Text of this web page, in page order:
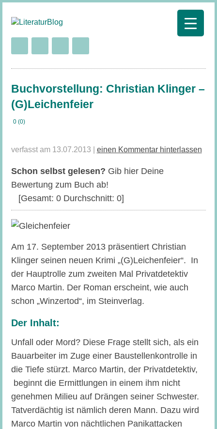
Buchvorstellung: Christian Klinger –
(G)Leichenfeier
0 (0)
verfasst am 13.07.2013 | einen Kommentar hinterlassen
Schon selbst gelesen? Gib hier Deine
Bewertung zum Buch ab!
[Gesamt: 0Durchschnitt: 0]
Am 17. September 2013 präsentiert Christian
Klinger seinen neuen Krimi „(G)Leichenfeier“. In
der Hauptrolle zum zweiten Mal Privatdetektiv
Marco Martin. Der Roman erscheint, wie auch
schon „Winzertod“, im Steinverlag.
Der Inhalt:
Unfall oder Mord? Diese Frage stellt sich, als ein
Bauarbeiter im Zuge einer Baustellenkontrolle in
die Tiefe stürzt. Marco Martin, der Privatdetektiv,
beginnt die Ermittlungen in einem ihm nicht
genehmen Milieu auf Drängen seiner Schwester.
Tatverdächtig ist nämlich deren Mann. Dazu wird
Marco Martin von nächtlichen Panikattacken